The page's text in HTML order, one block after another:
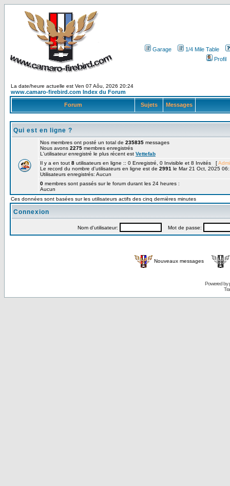
Garage
1/4 Mile Table
Profil
La date/heure actuelle est Ven 07 Aôu, 2026 20:24
www.camaro-firebird.com Index du Forum
Forum Sujets Messages
Qui est en ligne ?
Nos membres ont posté un total de 235835 messages
Nous avons 2275 membres enregistrés
L'utilisateur enregistré le plus récent est Vettefab
Il y a en tout 8 utilisateurs en ligne :: 0 Enregistré, 0 Invisible et 8 Invités [
Le record du nombre d'utilisateurs en ligne est de 2991 le Mar 21 Oct, 2025
Utilisateurs enregistrés: Aucun
0 membres sont passés sur le forum durant les 24 heures :
Aucun
Ces données sont basées sur les utilisateurs actifs des cinq dernières minutes
Connexion
Nom d'utilisateur: Mot de passe:
Nouveaux messages
Powered by